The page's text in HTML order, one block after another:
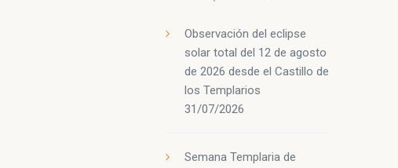
Observación del eclipse
solar total del 12 de agosto
de 2026 desde el Castillo de
los Templarios
31/07/2026
Semana Templaria de